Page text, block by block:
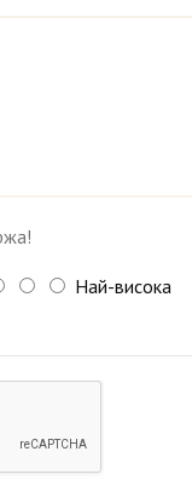
Най-висока